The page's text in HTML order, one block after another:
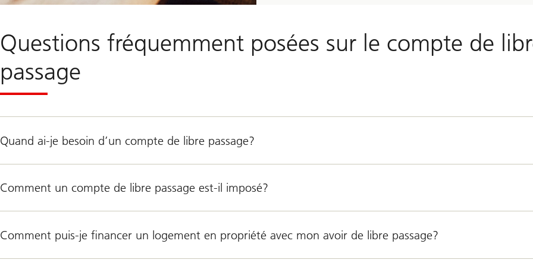
Questions fréquemment posées sur le compte de
passage
Quand ai-je besoin d’un compte de libre passage?
Comment un compte de libre passage est-il imposé?
Comment puis-je financer un logement en propriété avec mon avoir de libre passage?